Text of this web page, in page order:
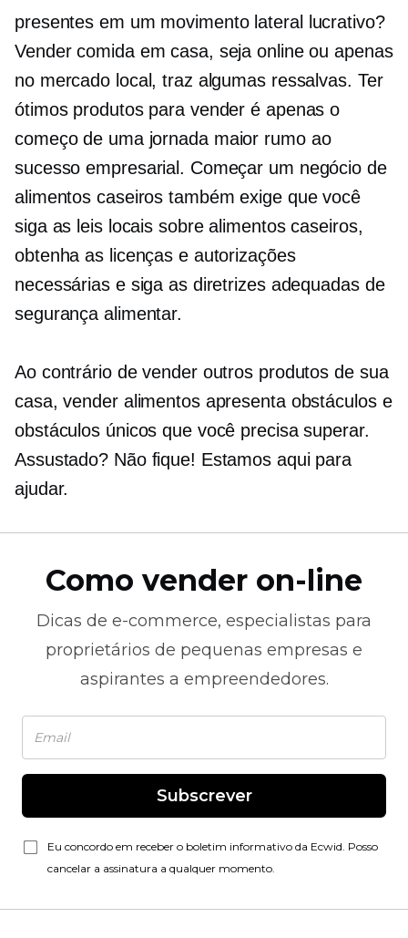
presentes em um movimento lateral lucrativo?
Vender comida em casa, seja online ou apenas
no mercado local, traz algumas ressalvas. Ter
ótimos produtos para vender é apenas o
começo de uma jornada maior rumo ao
sucesso empresarial. Começar um negócio de
alimentos caseiros também exige que você
siga as leis locais sobre alimentos caseiros,
obtenha as licenças e autorizações
necessárias e siga as diretrizes adequadas de
segurança alimentar.
Ao contrário de vender outros produtos de sua
casa, vender alimentos apresenta obstáculos e
obstáculos únicos que você precisa superar.
Assustado? Não fique! Estamos aqui para
ajudar.
Como vender on-line
Dicas de e-commerce, especialistas para
proprietários de pequenas empresas e
aspirantes a empreendedores.
Subscrever
Eu concordo em receber o boletim informativo da Ecwid. Posso
cancelar a assinatura a qualquer momento.